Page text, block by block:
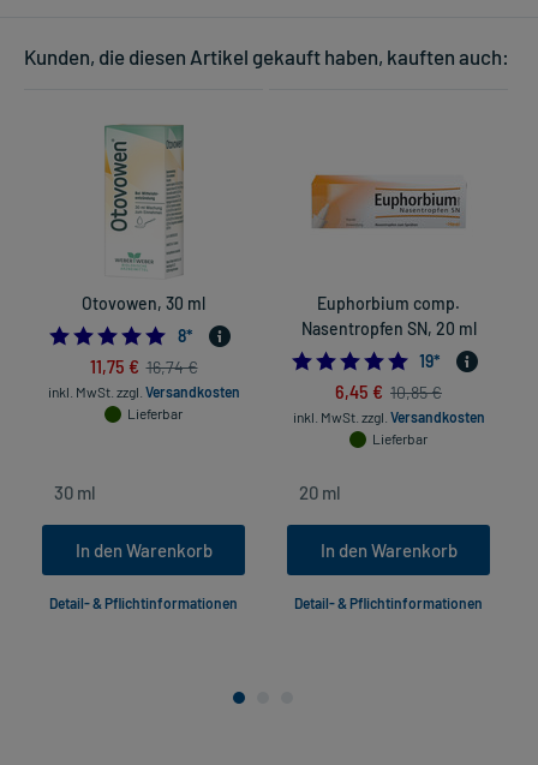
Kunden, die diesen Artikel gekauft haben, kauften auch:
Otovowen, 30 ml
4.875
8*
11,75 € 16,74 €
inkl. MwSt. zzgl. Versandkosten
Lieferbar
In den Warenkorb
Detail- & Pflichtinformationen
Euphorbium comp.
Nasentropfen SN, 20 ml
5.0
19*
6,45 € 10,85 €
inkl. MwSt. zzgl. Versandkosten
Lieferbar
In den Warenkorb
Detail- & Pflichtinformationen